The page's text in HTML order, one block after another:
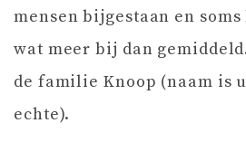
mensen bijgestaan en
wat meer bij dan
de familie Knoop (naam is
echte).